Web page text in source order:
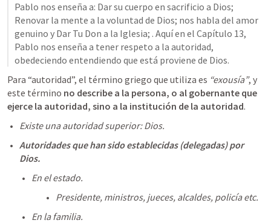
Pablo nos enseña a: Dar su cuerpo en sacrificio a Dios;
Renovar la mente a la voluntad de Dios; nos habla del amor
genuino y Dar Tu Don a la Iglesia; . Aquí en el Capítulo 13,
Pablo nos enseña a tener respeto a la autoridad,
obedeciendo entendiendo que está proviene de Dios.
Para “autoridad”, el término griego que utiliza es “exousía”, y
este término no describe a la persona, o al gobernante que
ejerce la autoridad, sino a la institución de la autoridad.
Existe una autoridad superior: Dios.
Autoridades que han sido establecidas (delegadas) por
Dios.
En el estado.
Presidente, ministros, jueces, alcaldes, policía etc.
En la familia.